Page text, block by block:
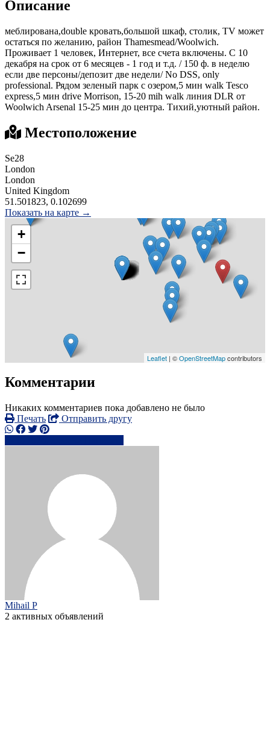
Описание
меблирована,double кровать,большой шкаф, столик, TV может
остаться по желанию, район Thamesmead/Woolwich.
Проживает 1 человек, Интернет, все счета включены. С 10
декабря на срок от 6 месяцев - 1 год и т.д. / 150 ф. в неделю
если две персоны/депозит две недели/ No DSS, only
professional. Рядом зеленый парк с озером,5 мин walk Tesco
express,5 мин drive Morrison, 15-20 mih walk линия DLR от
Woolwich Arsenal 15-25 мин до центра. Тихий,уютный район.
Местоположение
Se28
London
London
United Kingdom
51.501823, 0.102699
Показать на карте →
+
−
Leaflet | ©OpenStreetMapcontributors
Комментарии
Никаких комментариев пока добавлено не было
Печать
Отправить другу
Mihail P
2 активных объявлений